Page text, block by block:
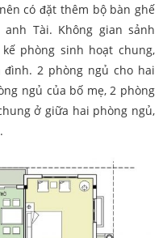
có đặt thêm bộ bàn ghế
Tài. Không gian sảnh
phòng sinh hoạt chung,
2 phòng ngủ cho hai
ngủ của bố mẹ, 2 phòng
ở giữa hai phòng ngủ,